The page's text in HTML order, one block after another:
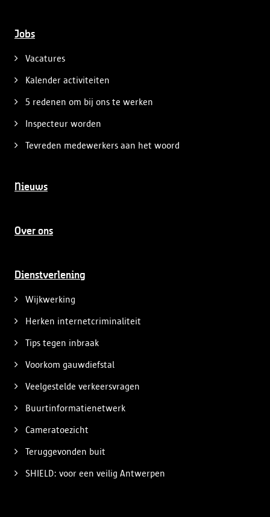
Jobs
Vacatures
Kalender activiteiten
5 redenen om bij ons te werken
Inspecteur worden
Tevreden medewerkers aan het woord
Nieuws
Over ons
Dienstverlening
Wijkwerking
Herken internetcriminaliteit
Tips tegen inbraak
Voorkom gauwdiefstal
Veelgestelde verkeersvragen
Buurtinformatienetwerk
Cameratoezicht
Teruggevonden buit
SHIELD: voor een veilig Antwerpen